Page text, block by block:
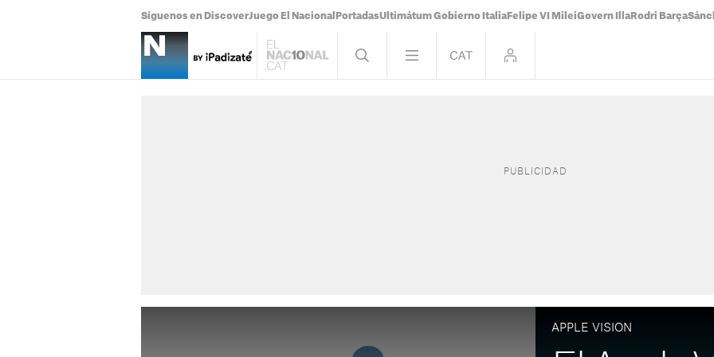
Síguenos en DiscoverJuego El Nacional PortadasUltimátum Gobierno Italia Felipe VI MileiGovern Illa Rodri Barça
APPLE VISION